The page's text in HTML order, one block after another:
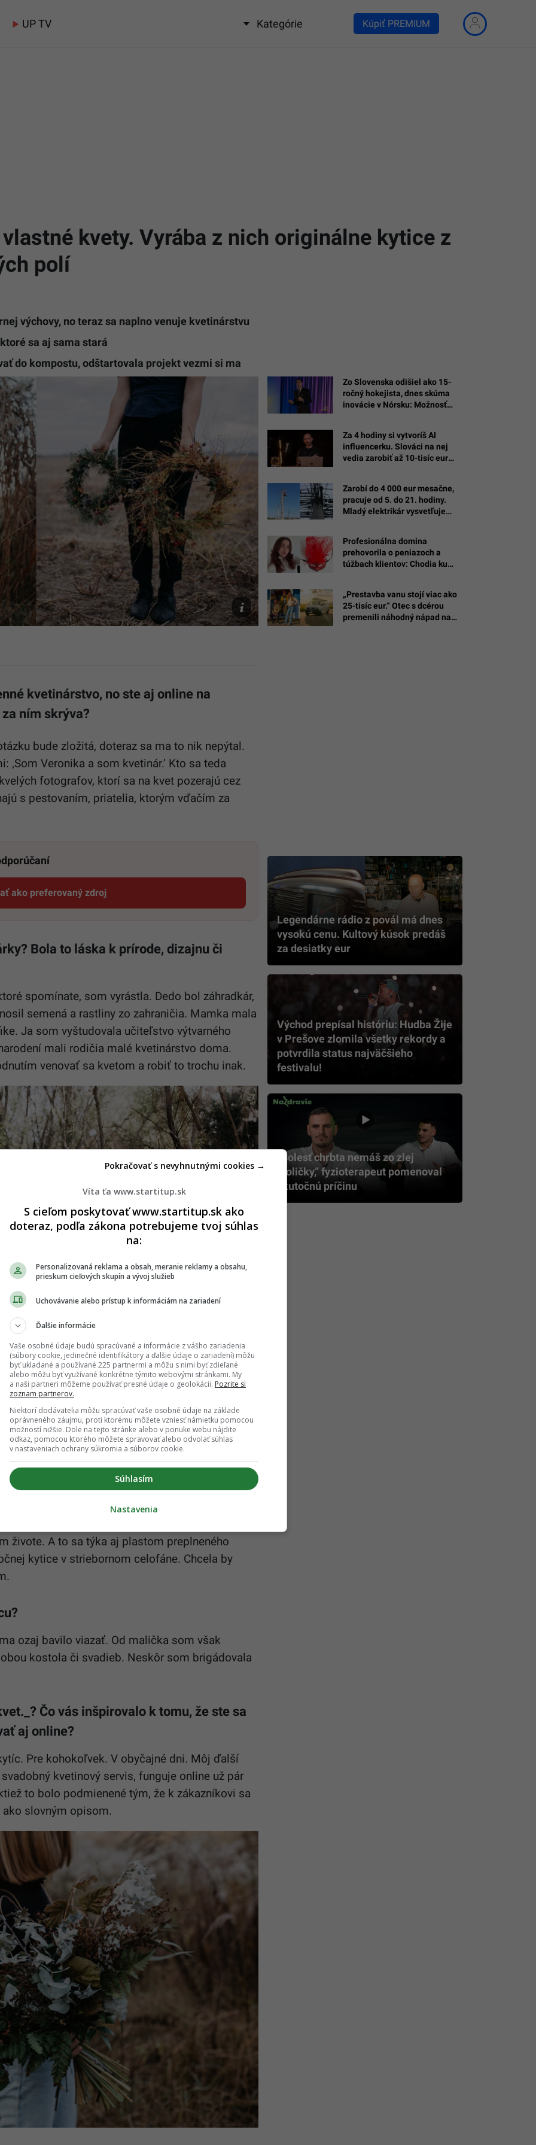
UP TV Kategórie Kúpiť PREMIUM
kvety. Vyrába z nich originálne kytice z
polí
výchovy, no teraz sa naplno venuje kvetinárstvu
sa aj sama stará
do kompostu, odštartovala projekt vezmi si ma
Barbora
Girmanová,
lavju.ooo
kvetinárstvo, no ste aj online na
ním skrýva?
bude zložitá, doteraz sa ma to nik nepýtal.
‚Som Veronika a som kvetinár.‘ Kto sa teda
fotografov, ktorí sa na kvet pozerajú cez
s pestovaním, priatelia, ktorým vďačím za
ako preferovaný zdroj
Startitup, odkaz sa otvorí v novom okne
Bola to láska k prírode, dizajnu či
spomínate, som vyrástla. Dedo bol záhradkár,
semená a rastliny zo zahraničia. Mamka mala
Ja som vyštudovala učiteľstvo výtvarného
mali rodičia malé kvetinárstvo doma.
venovať sa kvetom a robiť to trochu inak.
a hrobom už neodmysliteľne patria aj
zásadnejšiu úlohu vo výbere toho
sféra nebola cudzia. Jeho práca v tom hrá
živí. Vnímam dôležitosť osvety v tom, ako
živote. A to sa týka aj plastom preplneného
kytice v striebornom celofáne. Chcela by
ozaj bavilo viazať. Od malička som však
kostola či svadieb. Neskôr som brigádovala
Čo vás inšpirovalo k tomu, že ste sa
aj online?
Pre kohokoľvek. V obyčajné dni. Môj ďalší
kvetinový servis, funguje online už pár
to bolo podmienené tým, že k zákazníkovi sa
slovným opisom.
Zo Slovenska odišiel ako 15-
ročný hokejista, dnes skúma
inovácie v Nórsku: Možnosť
Za 4 hodiny si vytvoríš AI
influencerku. Slováci na nej
vedia zarobiť až 10-tisíc eur
Zarobí do 4 000 eur mesačne,
pracuje od 5. do 21. hodiny.
Mladý elektrikár vysvetľuje
Profesionálna domina
prehovorila o peniazoch a
túžbach klientov: Chodia ku
„Prestavba vanu stojí viac ako
25-tisíc eur.“ Otec s dcérou
premenili náhodný nápad na
Legendárne rádio z povál má dnes
vysokú cenu. Kultový kúsok predáš
za desiatky eur
Východ prepísal históriu: Hudba Žije
v Prešove zlomila všetky rekordy a
potvrdila status najväčšieho
festivalu!
„Bolesť chrbta nemáš zo zlej
stoličky,” fyzioterapeut pomenoval
skutočnú príčinu
Víta ťa www.startitup.sk
S cieľom poskytovať www.startitup.sk ako
doteraz, podľa zákona potrebujeme tvoj súhlas
na:
Personalizovaná reklama a obsah, meranie reklamy a obsahu,
prieskum cieľových skupín a vývoj služieb
Uchovávanie alebo prístup k informáciám na zariadení
Ďalšie informácie
Vaše osobné údaje budú spracúvané a informácie z vášho zariadenia
(súbory cookie, jedinečné identifikátory a ďalšie údaje o zariadení) môžu
byť ukladané a používané 225 partnermi a môžu s nimi byť zdieľané
alebo môžu byť využívané konkrétne týmito webovými stránkami. My
a naši partneri môžeme používať presné údaje o geolokácii. Pozrite si
zoznam partnerov.
Niektorí dodávatelia môžu spracúvať vaše osobné údaje na základe
oprávneného záujmu, proti ktorému môžete vzniesť námietku pomocou
možností nižšie. Dole na tejto stránke alebo v ponuke webu nájdite
odkaz, pomocou ktorého môžete spravovať alebo odvolať súhlas
v nastaveniach ochrany súkromia a súborov cookie.
Súhlasím
Pokračovať s nevyhnutnými cookies →
Nastavenia